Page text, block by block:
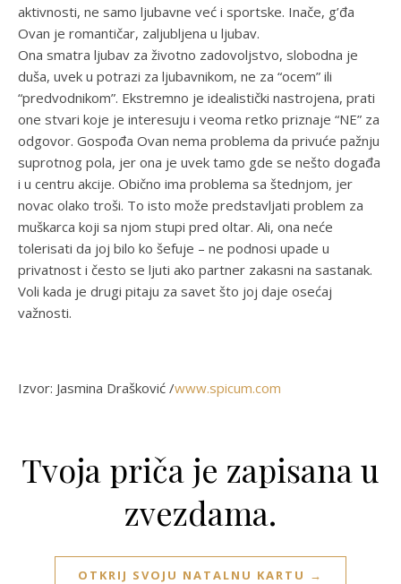
aktivnosti, ne samo ljubavne već i sportske. Inače, g’đa
Ovan je romantičar, zaljubljena u ljubav.
Ona smatra ljubav za životno zadovoljstvo, slobodna je
duša, uvek u potrazi za ljubavnikom, ne za “ocem” ili
“predvodnikom”. Ekstremno je idealistički nastrojena, prati
one stvari koje je interesuju i veoma retko priznaje “NE” za
odgovor. Gospođa Ovan nema problema da privuće pažnju
suprotnog pola, jer ona je uvek tamo gde se nešto događa
i u centru akcije. Obično ima problema sa štednjom, jer
novac olako troši. To isto može predstavljati problem za
muškarca koji sa njom stupi pred oltar. Ali, ona neće
tolerisati da joj bilo ko šefuje – ne podnosi upade u
privatnost i često se ljuti ako partner zakasni na sastanak.
Voli kada je drugi pitaju za savet što joj daje osećaj
važnosti.
Izvor: Jasmina Drašković /www.spicum.com
Tvoja priča je zapisana u
zvezdama.
OTKRIJ SVOJU NATALNU KARTU →